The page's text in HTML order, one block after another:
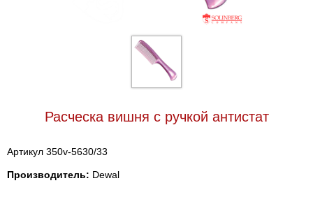
Расческа вишня с ручкой антистат
Артикул 350v-5630/33
Производитель: Dewal